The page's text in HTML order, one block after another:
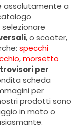
assolutamente a
, o scooter,
specchi
,morsetto
per
scheda
per
prodotti sono
in moto o